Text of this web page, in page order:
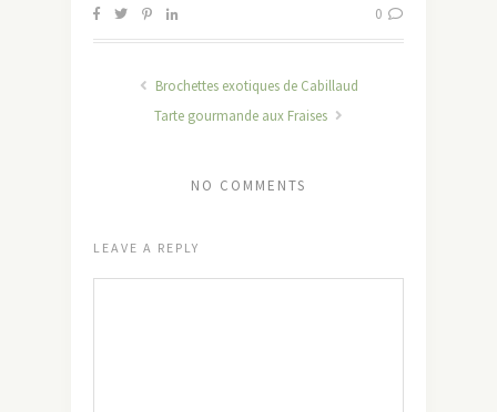
0
Brochettes exotiques de Cabillaud
Tarte gourmande aux Fraises
NO COMMENTS
LEAVE A REPLY